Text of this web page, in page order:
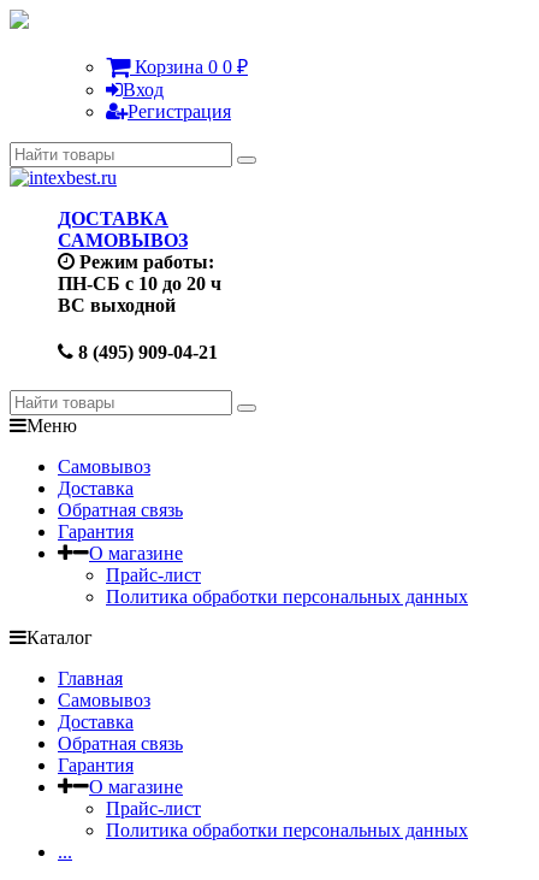
Корзина 0 0 ₽
Вход
Регистрация
ДОСТАВКА
САМОВЫВОЗ
Режим работы:
ПН-СБ с 10 до 20 ч
ВС выходной
8 (495) 909-04-21
Меню
Самовывоз
Доставка
Обратная связь
Гарантия
О магазине
Прайс-лист
Политика обработки персональных данных
Каталог
Главная
Самовывоз
Доставка
Обратная связь
Гарантия
О магазине
Прайс-лист
Политика обработки персональных данных
...